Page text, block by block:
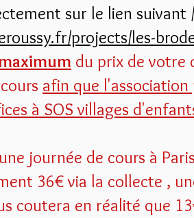
sur le lien suivant /
projects/les-
du prix de votre
afin que
à SOS villages
journée de cours à
36€ via la collecte ,
coutera en réalité que